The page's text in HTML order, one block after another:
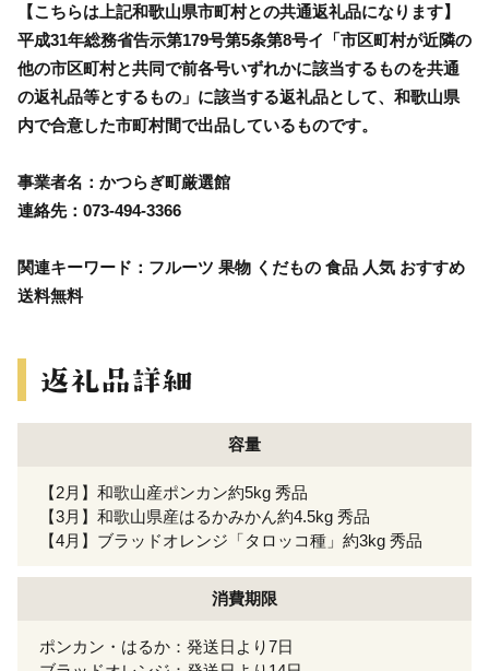
【こちらは上記和歌山県市町村との共通返礼品になります】
平成31年総務省告示第179号第5条第8号イ「市区町村が近隣の
他の市区町村と共同で前各号いずれかに該当するものを共通
の返礼品等とするもの」に該当する返礼品として、和歌山県
内で合意した市町村間で出品しているものです。
事業者名：かつらぎ町厳選館
連絡先：073-494-3366
関連キーワード：フルーツ 果物 くだもの 食品 人気 おすすめ
送料無料
容量
【2月】和歌山産ポンカン約5kg 秀品
【3月】和歌山県産はるかみかん約4.5kg 秀品
【4月】ブラッドオレンジ「タロッコ種」約3kg 秀品
消費期限
ポンカン・はるか：発送日より7日